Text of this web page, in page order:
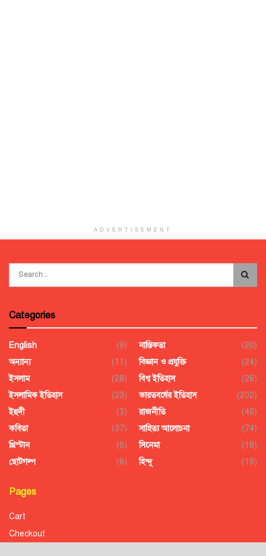
ADVERTISEMENT
Categories
English
(9)
অন্যান্য
(11)
ইসলাম
(28)
ইসলামিক ইতিহাস
(23)
ইহুদী
(3)
কবিতা
(37)
খ্রিস্টান
(6)
ছোটগল্প
(6)
নাস্তিকতা
(20)
বিজ্ঞান ও প্রযুক্তি
(24)
বিশ্ব ইতিহাস
(26)
ভারতবর্ষের ইতিহাস
(202)
রাজনীতি
(40)
সাহিত্য আলোচনা
(74)
সিনেমা
(18)
হিন্দু
(19)
Pages
Cart
Checkout